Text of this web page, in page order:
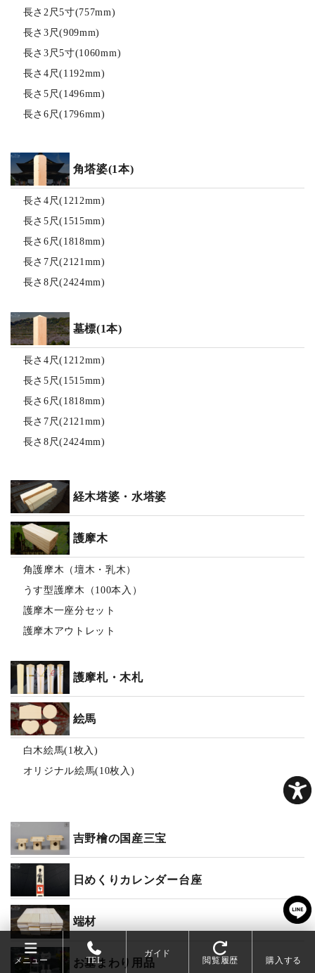
長さ2尺5寸(757mm)
長さ3尺(909mm)
長さ3尺5寸(1060mm)
長さ4尺(1192mm)
長さ5尺(1496mm)
長さ6尺(1796mm)
角塔婆(1本)
長さ4尺(1212mm)
長さ5尺(1515mm)
長さ6尺(1818mm)
長さ7尺(2121mm)
長さ8尺(2424mm)
墓標(1本)
長さ4尺(1212mm)
長さ5尺(1515mm)
長さ6尺(1818mm)
長さ7尺(2121mm)
長さ8尺(2424mm)
経木塔婆・水塔婆
護摩木
角護摩木（壇木・乳木）
うす型護摩木（100本入）
護摩木一座分セット
護摩木アウトレット
護摩札・木札
絵馬
白木絵馬(1枚入)
オリジナル絵馬(10枚入)
吉野檜の国産三宝
日めくりカレンダー台座
端材
お墓まわり用品
メニュー TEL
ガイド
閲覧履歴 購入する